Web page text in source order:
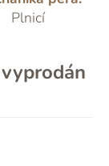
Plnicí